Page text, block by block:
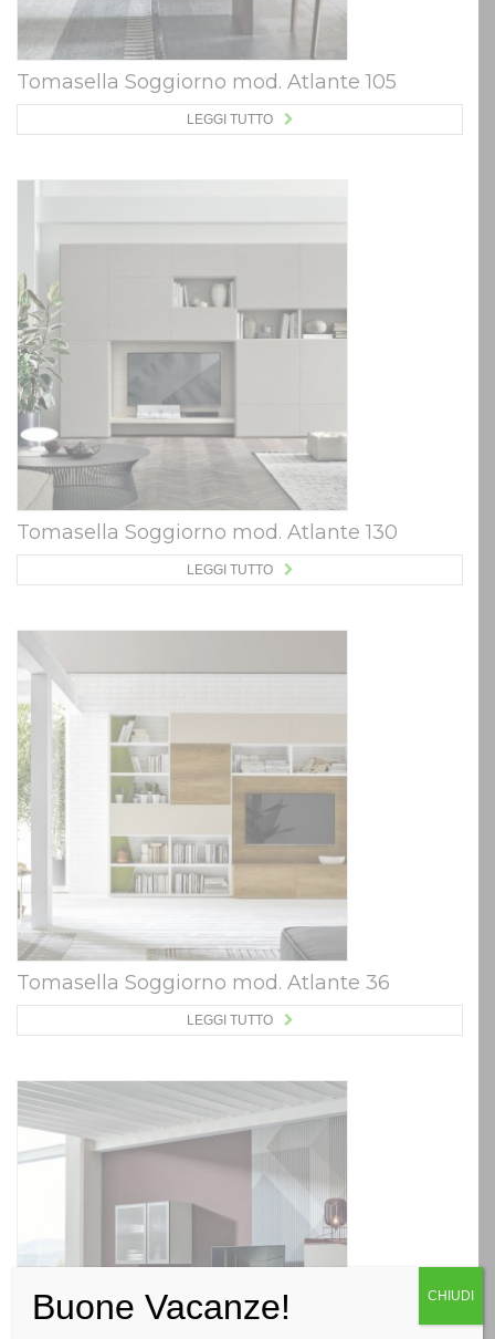
Tomasella Soggiorno mod. Atlante 105
LEGGI TUTTO
Tomasella Soggiorno mod. Atlante 130
LEGGI TUTTO
Tomasella Soggiorno mod. Atlante 36
LEGGI TUTTO
Buone Vacanze! CHIUDI